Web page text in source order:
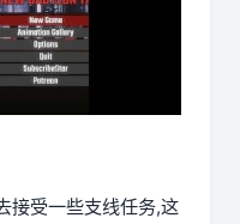
接受一些支线任务,这